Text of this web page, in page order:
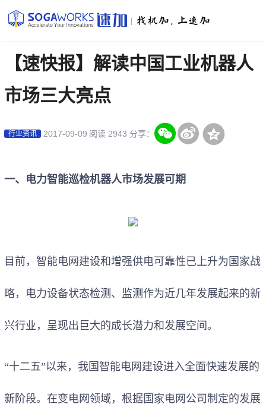
【速快报】解读中国工业机器人
市场三大亮点
行业资讯 2017-09-09 阅读 2943 分享：
一、电力智能巡检机器人市场发展可期
目前，智能电网建设和增强供电可靠性已上升为国家战
略，电力设备状态检测、监测作为近几年发展起来的新
兴行业，呈现出巨大的成长潜力和发展空间。
“十二五”以来，我国智能电网建设进入全面快速发展的
新阶段。在变电网领域，根据国家电网公司制定的发展